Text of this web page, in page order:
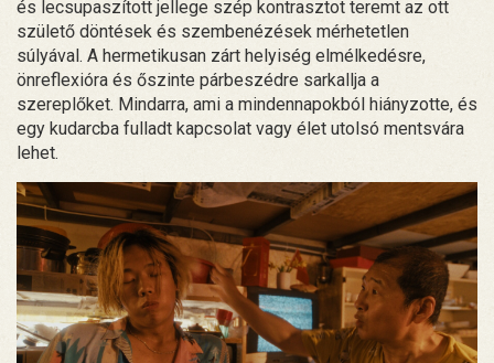
és lecsupaszított jellege szép kontrasztot teremt az ott
születő döntések és szembenézések mérhetetlen
súlyával. A hermetikusan zárt helyiség elmélkedésre,
önreflexióra és őszinte párbeszédre sarkallja a
szereplőket. Mindarra, ami a mindennapokból hiányzotte, és
egy kudarcba fulladt kapcsolat vagy élet utolsó mentsvára
lehet.